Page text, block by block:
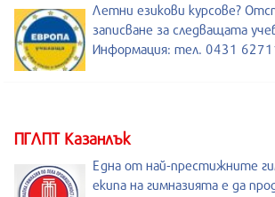
Летни езикови курсове?
записване за следващата
Информация: тел. 0431
ПГЛПТ Казанлък
Една от най-престижните
екипа на гимназията е да